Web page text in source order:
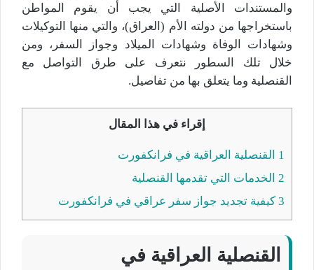
والمستندات الأصلية التي يجب أن يقوم المواطن
باستخراجها من دولته الأم (العراق)، والتي منها التوكيلات
وشهادات الوفاة وشهادات الميلاد وجواز السفر، ومن
خلال تلك السطور نتعرف على طرق التواصل مع
القنصلية وما يتعلق بها من تفاصيل.
إقراء في هذا المقال
1 القنصلية العراقية في فرانكفورت
2 الخدمات التي تقدمها القنصلية
3 كيفية تجديد جواز سفر عراقي في فرانكفورت
القنصلية العراقية في